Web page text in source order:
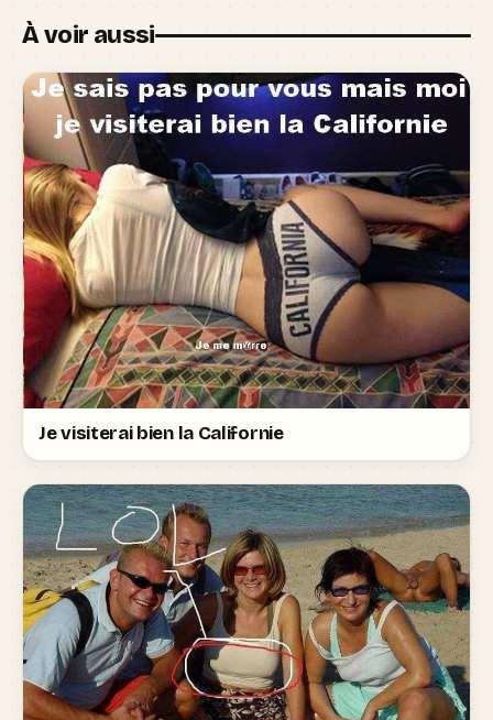
À voir aussi
Je visiterai bien la Californie